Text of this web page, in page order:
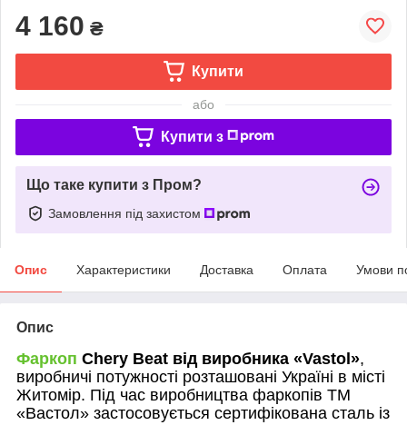
4 160 ₴
Купити
або
Купити з
Що таке купити з Пром?
Замовлення під захистом
Опис Характеристики Доставка Оплата Умови
Опис
Фаркоп Chery Beat від виробника «Vastol»,
виробничі потужності розташовані Україні в місті
Житомір. Під час виробництва фаркопів ТМ
«Вастол» застосовується сертифікована сталь із